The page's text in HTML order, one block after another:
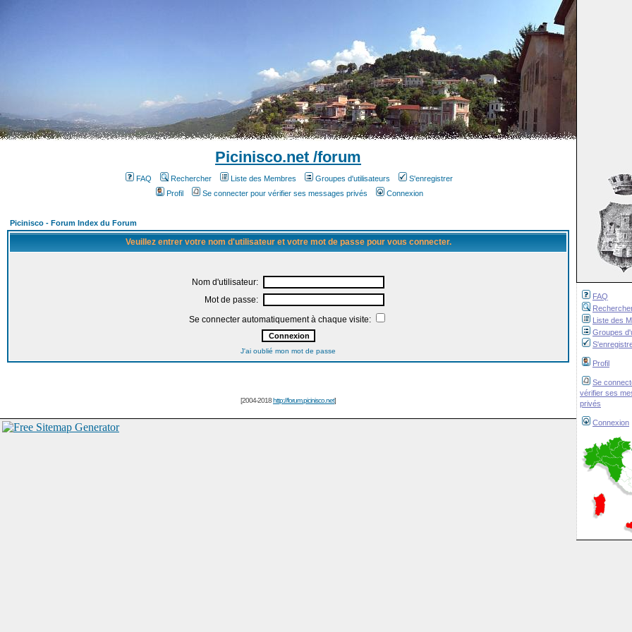
FAQ
Liste des
Groupes
Profil
Se
vérifier ses
privés
Connexion
Picinisco.net /forum
FAQ Rechercher Liste des Membres Groupes d'utilisateurs
S'enregistrer
Profil
Se connecter pour vérifier ses messages privés Connexion
Picinisco - Forum Index du Forum
Veuillez entrer votre nom d'utilisateur et votre mot de passe pour vous connecter.
Nom d'utilisateur:
Mot de passe:
Se connecter automatiquement à chaque visite:
J'ai oublié mon mot de passe
[2004-2018http://forum.picinisco.net]